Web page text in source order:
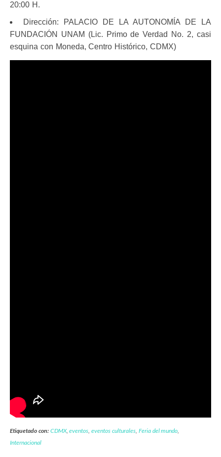
20:00 H.
Dirección: PALACIO DE LA AUTONOMÍA DE LA
FUNDACIÓN UNAM (Lic. Primo de Verdad No. 2, casi
esquina con Moneda, Centro Histórico, CDMX)
Etiquetado con: CDMX,eventos ,eventos culturales Feria del mundo
Internacional